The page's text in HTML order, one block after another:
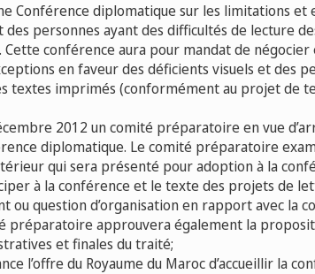
Conférence diplomatique sur les limitations et
des personnes ayant des difficultés de lecture
conférence aura pour mandat de
en faveur des déficients visuels et des
textes imprimés (conformément au projet de
2012 un comité préparatoire en vue
diplomatique. Le comité préparatoire
qui sera présenté pour adoption à la
à la conférence et le texte des projets de
ou question d’organisation en rapport avec la
préparatoire approuvera également la
et finales du traité;
l’offre du Royaume du Maroc d’accueillir la